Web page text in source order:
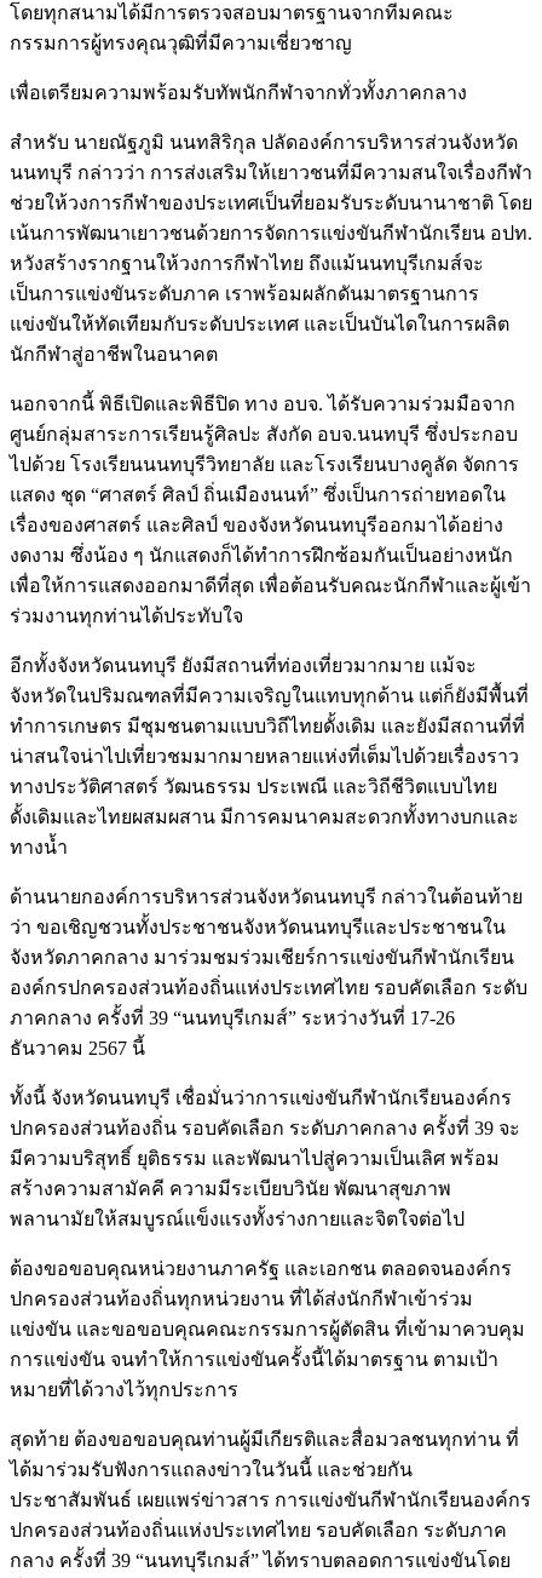
โดยทุกสนามได้มีการตรวจสอบมาตรฐานจากทีมคณะ
กรรมการผู้ทรงคุณวุฒิที่มีความเชี่ยวชาญ
เพื่อเตรียมความพร้อมรับทัพนักกีฬาจากทั่วทั้งภาคกลาง
สำหรับ นายณัฐภูมิ นนทสิริกุล ปลัดองค์การบริหารส่วนจังหวัด
นนทบุรี กล่าวว่า การส่งเสริมให้เยาวชนที่มีความสนใจเรื่องกีฬา
ช่วยให้วงการกีฬาของประเทศเป็นที่ยอมรับระดับนานาชาติ โดย
เน้นการพัฒนาเยาวชนด้วยการจัดการแข่งขันกีฬานักเรียน อปท.
หวังสร้างรากฐานให้วงการกีฬาไทย ถึงแม้นนทบุรีเกมส์จะ
เป็นการแข่งขันระดับภาค เราพร้อมผลักดันมาตรฐานการ
แข่งขันให้ทัดเทียมกับระดับประเทศ และเป็นบันไดในการผลิต
นักกีฬาสู่อาชีพในอนาคต
นอกจากนี้ พิธีเปิดและพิธีปิด ทาง อบจ. ได้รับความร่วมมือจาก
ศูนย์กลุ่มสาระการเรียนรู้ศิลปะ สังกัด อบจ.นนทบุรี ซึ่งประกอบ
ไปด้วย โรงเรียนนนทบุรีวิทยาลัย และโรงเรียนบางคูลัด จัดการ
แสดง ชุด “ศาสตร์ ศิลป์ ถิ่นเมืองนนท์” ซึ่งเป็นการถ่ายทอดใน
เรื่องของศาสตร์ และศิลป์ ของจังหวัดนนทบุรีออกมาได้อย่าง
งดงาม ซึ่งน้อง ๆ นักแสดงก็ได้ทำการฝึกซ้อมกันเป็นอย่างหนัก
เพื่อให้การแสดงออกมาดีที่สุด เพื่อต้อนรับคณะนักกีฬาและผู้เข้า
ร่วมงานทุกท่านได้ประทับใจ
อีกทั้งจังหวัดนนทบุรี ยังมีสถานที่ท่องเที่ยวมากมาย แม้จะ
จังหวัดในปริมณฑลที่มีความเจริญในแทบทุกด้าน แต่ก็ยังมีพื้นที่
ทำการเกษตร มีชุมชนตามแบบวิถีไทยดั้งเดิม และยังมีสถานที่ที่
น่าสนใจน่าไปเที่ยวชมมากมายหลายแห่งที่เต็มไปด้วยเรื่องราว
ทางประวัติศาสตร์ วัฒนธรรม ประเพณี และวิถีชีวิตแบบไทย
ดั้งเดิมและไทยผสมผสาน มีการคมนาคมสะดวกทั้งทางบกและ
ทางน้ำ
ด้านนายกองค์การบริหารส่วนจังหวัดนนทบุรี กล่าวในต้อนท้าย
ว่า ขอเชิญชวนทั้งประชาชนจังหวัดนนทบุรีและประชาชนใน
จังหวัดภาคกลาง มาร่วมชมร่วมเชียร์การแข่งขันกีฬานักเรียน
องค์กรปกครองส่วนท้องถิ่นแห่งประเทศไทย รอบคัดเลือก ระดับ
ภาคกลาง ครั้งที่ 39 “นนทบุรีเกมส์” ระหว่างวันที่ 17-26
ธันวาคม 2567 นี้
ทั้งนี้ จังหวัดนนทบุรี เชื่อมั่นว่าการแข่งขันกีฬานักเรียนองค์กร
ปกครองส่วนท้องถิ่น รอบคัดเลือก ระดับภาคกลาง ครั้งที่ 39 จะ
มีความบริสุทธิ์ ยุติธรรม และพัฒนาไปสู่ความเป็นเลิศ พร้อม
สร้างความสามัคคี ความมีระเบียบวินัย พัฒนาสุขภาพ
พลานามัยให้สมบูรณ์แข็งแรงทั้งร่างกายและจิตใจต่อไป
ต้องขอขอบคุณหน่วยงานภาครัฐ และเอกชน ตลอดจนองค์กร
ปกครองส่วนท้องถิ่นทุกหน่วยงาน ที่ได้ส่งนักกีฬาเข้าร่วม
แข่งขัน และขอขอบคุณคณะกรรมการผู้ตัดสิน ที่เข้ามาควบคุม
การแข่งขัน จนทำให้การแข่งขันครั้งนี้ได้มาตรฐาน ตามเป้า
หมายที่ได้วางไว้ทุกประการ
สุดท้าย ต้องขอขอบคุณท่านผู้มีเกียรติและสื่อมวลชนทุกท่าน ที่
ได้มาร่วมรับฟังการแถลงข่าวในวันนี้ และช่วยกัน
ประชาสัมพันธ์ เผยแพร่ข่าวสาร การแข่งขันกีฬานักเรียนองค์กร
ปกครองส่วนท้องถิ่นแห่งประเทศไทย รอบคัดเลือก ระดับภาค
กลาง ครั้งที่ 39 “นนทบุรีเกมส์” ได้ทราบตลอดการแข่งขันโดย